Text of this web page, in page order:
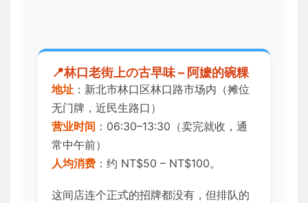
林口老街上の古早味 – 阿嬷的碗粿
地址 ：新北市林口区林口路市场内（摊位
无门牌，近民生路口）
营业时间 ：06:30–13:30（卖完就收，通
常中午前）
人均消费 ：约 NT$50 – NT$100。
这间店连个正式的招牌都没有，但排队的